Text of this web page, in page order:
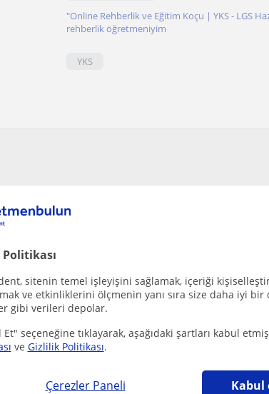
Politikası
sitenin temel işleyişini sağlamak, içeriği
ve etkinliklerini ölçmenin yanı sıra size daha iyi
gibi verileri depolar.
Et" seçeneğine tıklayarak, aşağıdaki şartları kabul
ve Gizlilik Politikası.
Çerezler Paneli Kabul
"Online Rehberlik ve Eğitim Koçu | YKS - LGS
rehberlik öğretmeniyim
YKS
- ücretsiz!